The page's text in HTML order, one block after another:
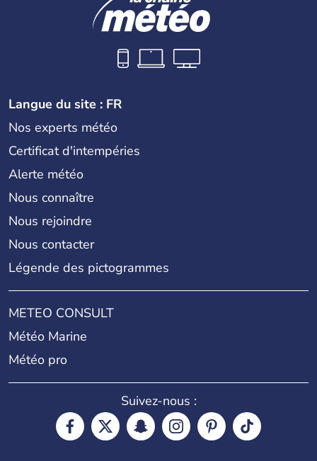
Langue du site : FR
Nos experts météo
Certificat d'intempéries
Alerte météo
Nous connaître
Nous rejoindre
Nous contacter
Légende des pictogrammes
METEO CONSULT
Météo Marine
Météo pro
Suivez-nous :